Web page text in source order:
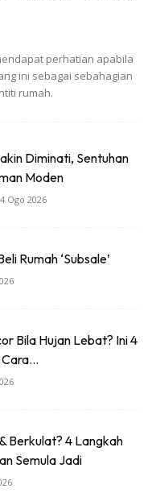
anda.
sekarang di
dan info menarik.
perhatian apabila
ini sebagai sebahagian
rumah.
Diminati, Sentuhan
Moden
4 Ogo 2026
Rumah ‘Subsale’
Bila Hujan Lebat? Ini 4
Berkulat? 4 Langkah
Semula Jadi